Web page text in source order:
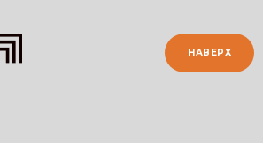
НАВЕРХ